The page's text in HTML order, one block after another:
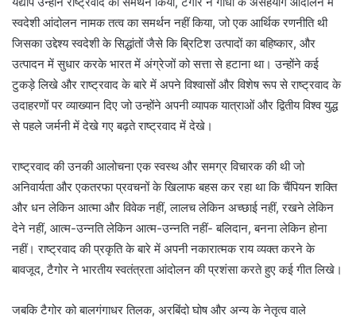
स्वदेशी आंदोलन नामक तत्व का समर्थन नहीं किया, जो एक आर्थिक रणनीति थी
जिसका उद्देश्य स्वदेशी के सिद्धांतों जैसे कि ब्रिटिश उत्पादों का बहिष्कार, और
उत्पादन में सुधार करके भारत में अंग्रेजों को सत्ता से हटाना था। उन्होंने कई
टुकड़े लिखे और राष्ट्रवाद के बारे में अपने विश्वासों और विशेष रूप से राष्ट्रवाद के
उदाहरणों पर व्याख्यान दिए जो उन्होंने अपनी व्यापक यात्राओं और द्वितीय विश्व युद्ध
से पहले जर्मनी में देखे गए बढ़ते राष्ट्रवाद में देखे।
राष्ट्रवाद की उनकी आलोचना एक स्वस्थ और समग्र विचारक की थी जो
अनिवार्यता और एकतरफा प्रवचनों के खिलाफ बहस कर रहा था कि चैंपियन शक्ति
और धन लेकिन आत्मा और विवेक नहीं, लालच लेकिन अच्छाई नहीं, रखने लेकिन
देने नहीं, आत्म-उन्नति लेकिन आत्म-उन्नति नहीं- बलिदान, बनना लेकिन होना
नहीं। राष्ट्रवाद की प्रकृति के बारे में अपनी नकारात्मक राय व्यक्त करने के
बावजूद, टैगोर ने भारतीय स्वतंत्रता आंदोलन की प्रशंसा करते हुए कई गीत लिखे।
जबकि टैगोर को बालगंगाधर तिलक, अरबिंदो घोष और अन्य के नेतृत्व वाले